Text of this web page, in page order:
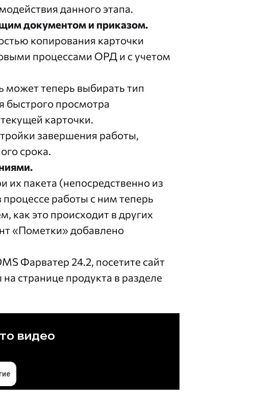
данного этапа.
документом и приказом.
копирования карточки
процессами ОРД и с учетом
может теперь выбирать тип
быстрого просмотра
карточки.
завершения работы,
срока.
их пакета (непосредственно из
работы с ним теперь
как это происходит в других
«Пометки» добавлено
Фарватер 24.2, посетите сайт
странице продукта в разделе